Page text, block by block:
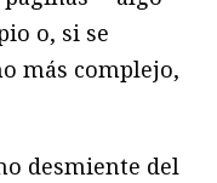
o, si se
más complejo,
desmiente del